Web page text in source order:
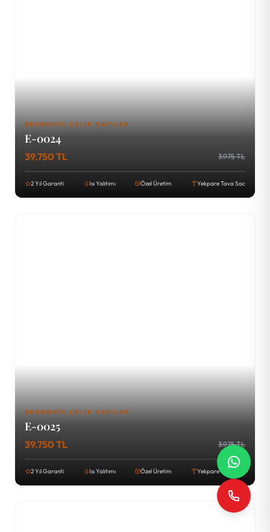
EKONOMIK ÇELIK KAPILAR
E-0024
39.750 TL 3.975 TL
2 Yıl Garanti Isı Yalıtımı Özel Üretim Yekpare Tava Sac
EKONOMIK ÇELIK KAPILAR
E-0025
39.750 TL 3.975 TL
2 Yıl Garanti Isı Yalıtımı Özel Üretim Yekpare Tava Sac